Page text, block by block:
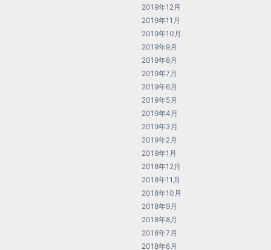
2019年12月
2019年11月
2019年10月
2019年9月
2019年8月
2019年7月
2019年6月
2019年5月
2019年4月
2019年3月
2019年2月
2019年1月
2018年12月
2018年11月
2018年10月
2018年9月
2018年8月
2018年7月
2018年6月